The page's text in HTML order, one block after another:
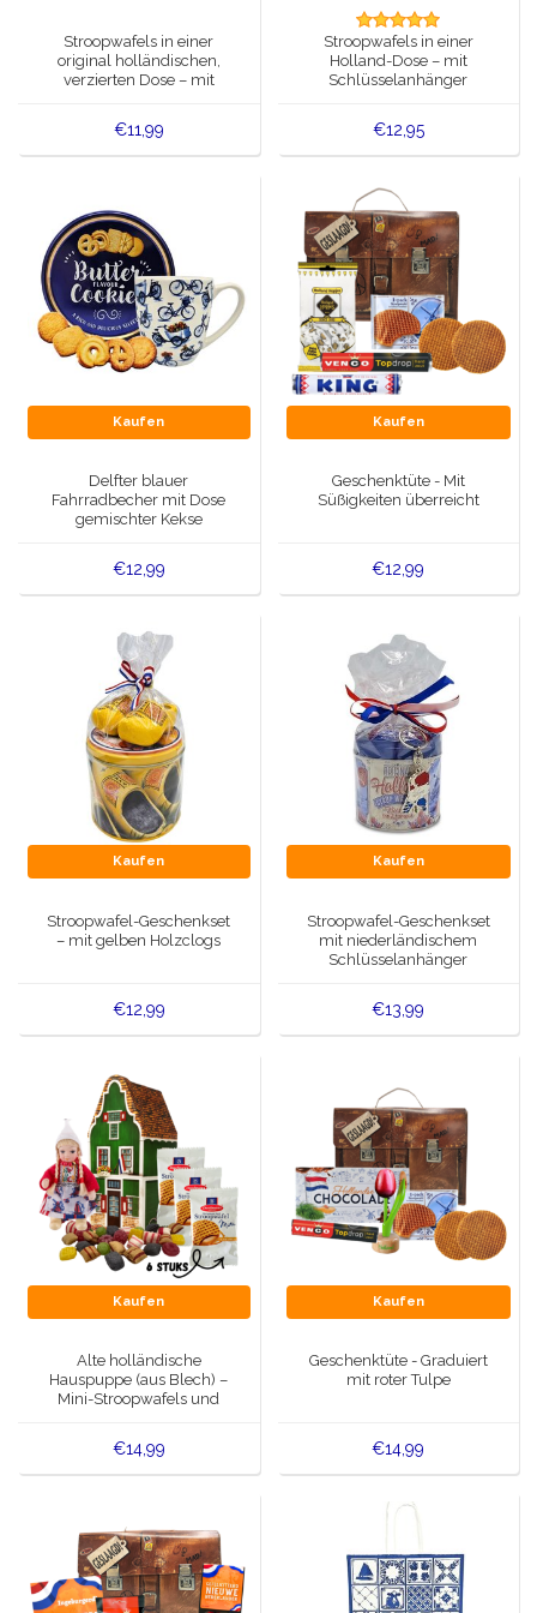
Grüße & Postkarten
Artikel des Königshauses
Wandteller - Bunt und Delfter Blau
Salz-und Pfefferstreuer
Spielkarten
Delfter blaue Magnete
Stroopwafels in einer
original holländischen,
verzierten Dose – mit
€11,99
Stroopwafels in einer
Holland-Dose – mit
Schlüsselanhänger
€12,95
Kaufen
Delfter blauer
Fahrradbecher mit Dose
gemischter Kekse
€12,99
Kaufen
Geschenktüte - Mit
Süßigkeiten überreicht
€12,99
Kaufen
Stroopwafel-Geschenkset
– mit gelben Holzclogs
€12,99
Kaufen
Stroopwafel-Geschenkset
mit niederländischem
Schlüsselanhänger
€13,99
Kaufen
Alte holländische
Hauspuppe (aus Blech) –
Mini-Stroopwafels und
€14,99
Kaufen
Geschenktüte - Graduiert
mit roter Tulpe
€14,99